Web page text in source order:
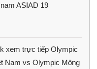
ASIAD 19
xem trực tiếp Olympic
Nam vs Olympic Mông